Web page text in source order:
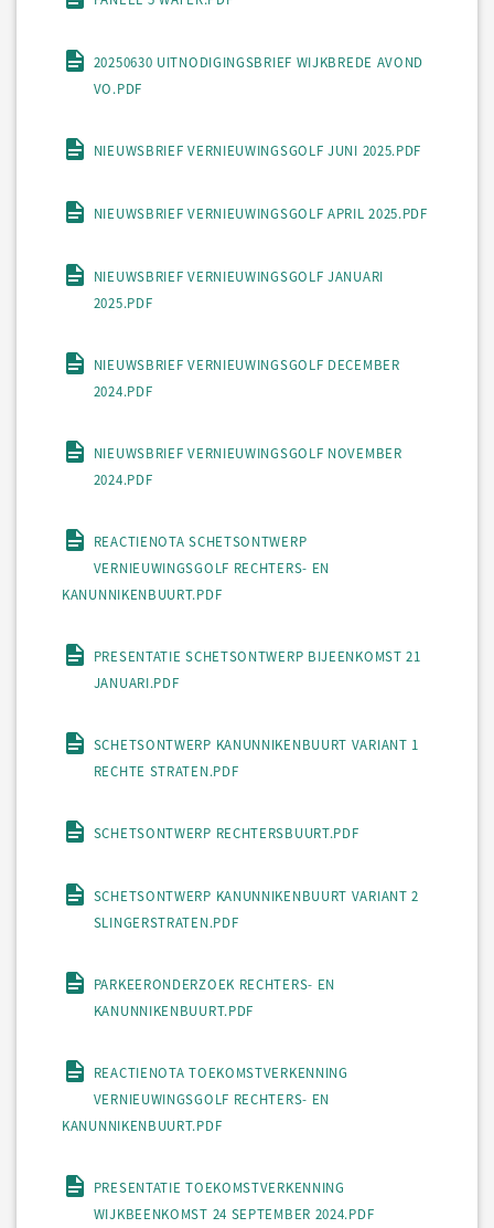
20250630 UITNODIGINGSBRIEF WIJKBREDE AVOND
VO.PDF
NIEUWSBRIEF VERNIEUWINGSGOLF JUNI 2025.PDF
NIEUWSBRIEF VERNIEUWINGSGOLF APRIL 2025.PDF
NIEUWSBRIEF VERNIEUWINGSGOLF JANUARI
2025.PDF
NIEUWSBRIEF VERNIEUWINGSGOLF DECEMBER
2024.PDF
NIEUWSBRIEF VERNIEUWINGSGOLF NOVEMBER
2024.PDF
REACTIENOTA SCHETSONTWERP
VERNIEUWINGSGOLF RECHTERS- EN
KANUNNIKENBUURT.PDF
PRESENTATIE SCHETSONTWERP BIJEENKOMST 21
JANUARI.PDF
SCHETSONTWERP KANUNNIKENBUURT VARIANT 1
RECHTE STRATEN.PDF
SCHETSONTWERP RECHTERSBUURT.PDF
SCHETSONTWERP KANUNNIKENBUURT VARIANT 2
SLINGERSTRATEN.PDF
PARKEERONDERZOEK RECHTERS- EN
KANUNNIKENBUURT.PDF
REACTIENOTA TOEKOMSTVERKENNING
VERNIEUWINGSGOLF RECHTERS- EN
KANUNNIKENBUURT.PDF
PRESENTATIE TOEKOMSTVERKENNING
WIJKBEENKOMST 24 SEPTEMBER 2024.PDF